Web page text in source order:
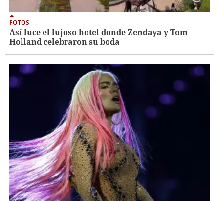
FOTOS
Así luce el lujoso hotel donde Zendaya y Tom
Holland celebraron su boda